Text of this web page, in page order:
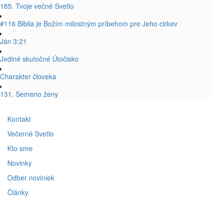
185. Tvoje večné Svetlo
#116 Biblia je Božím milostným príbehom pre Jeho cirkev
Ján 3:21
Jediné skutočné Útočisko
Charakter človeka
131. Semeno ženy
Kontakt
Večerné Svetlo
Kto sme
Novinky
Odber noviniek
Články